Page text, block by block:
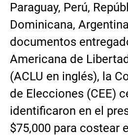
Paraguay, Perú,
Dominicana,
documentos
Americana de
(ACLU en inglés), la
de Elecciones (CEE)
identificaron en el
$75,000 para costear